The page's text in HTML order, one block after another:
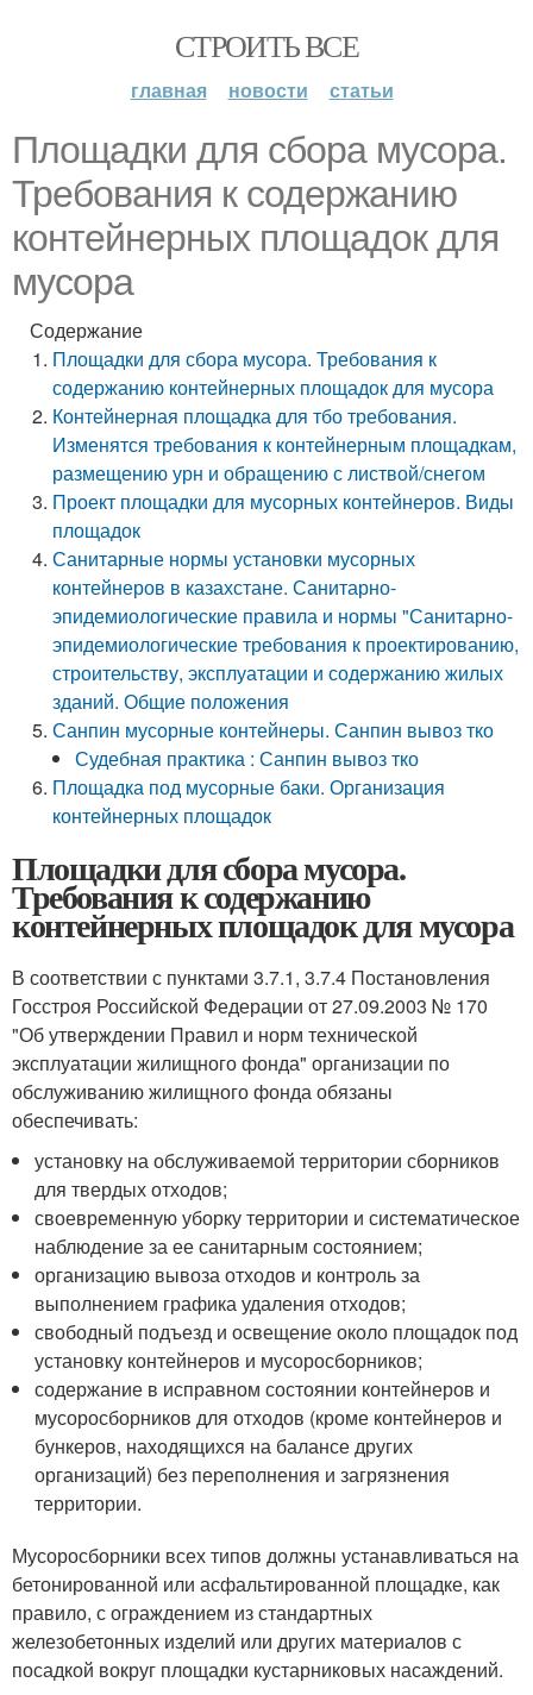
СТРОИТЬ ВСЕ
главная новости статьи
Площадки для сбора мусора.
Требования к содержанию
контейнерных площадок для
мусора
Содержание
Площадки для сбора мусора. Требования к
содержанию контейнерных площадок для мусора
Контейнерная площадка для тбо требования.
Изменятся требования к контейнерным площадкам,
размещению урн и обращению с листвой/снегом
Проект площадки для мусорных контейнеров. Виды
площадок
Санитарные нормы установки мусорных
контейнеров в казахстане. Санитарно-
эпидемиологические правила и нормы "Санитарно-
эпидемиологические требования к проектированию,
строительству, эксплуатации и содержанию жилых
зданий. Общие положения
Санпин мусорные контейнеры. Санпин вывоз тко
Судебная практика : Санпин вывоз тко
Площадка под мусорные баки. Организация
контейнерных площадок
Площадки для сбора мусора.
Требования к содержанию
контейнерных площадок для мусора
В соответствии с пунктами 3.7.1, 3.7.4 Постановления
Госстроя Российской Федерации от 27.09.2003 № 170
"Об утверждении Правил и норм технической
эксплуатации жилищного фонда" организации по
обслуживанию жилищного фонда обязаны
обеспечивать:
установку на обслуживаемой территории сборников
для твердых отходов;
своевременную уборку территории и систематическое
наблюдение за ее санитарным состоянием;
организацию вывоза отходов и контроль за
выполнением графика удаления отходов;
свободный подъезд и освещение около площадок под
установку контейнеров и мусоросборников;
содержание в исправном состоянии контейнеров и
мусоросборников для отходов (кроме контейнеров и
бункеров, находящихся на балансе других
организаций) без переполнения и загрязнения
территории.
Мусоросборники всех типов должны устанавливаться на
бетонированной или асфальтированной площадке, как
правило, с ограждением из стандартных
железобетонных изделий или других материалов с
посадкой вокруг площадки кустарниковых насаждений.